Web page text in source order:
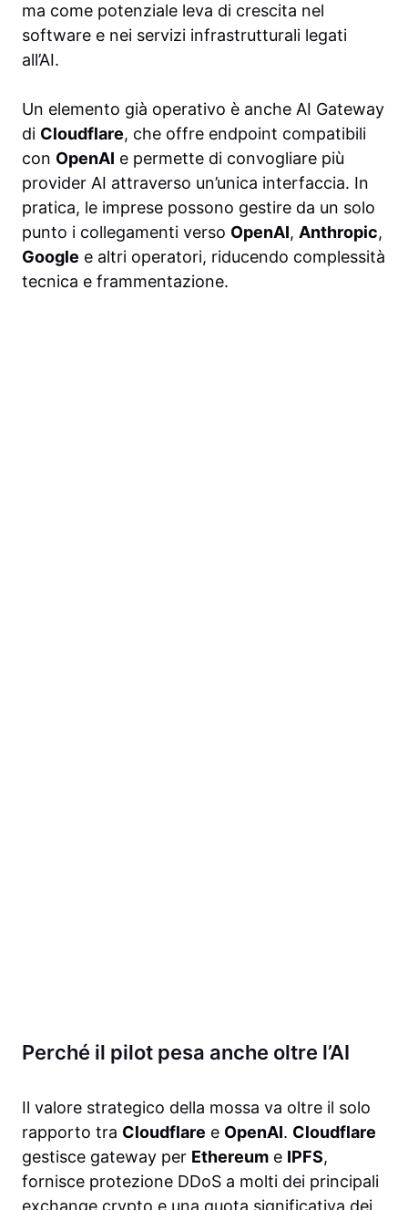
ma come potenziale leva di crescita nel
software e nei servizi infrastrutturali legati
all’AI.
Un elemento già operativo è anche AI Gateway
di Cloudflare, che offre endpoint compatibili
con OpenAI e permette di convogliare più
provider AI attraverso un’unica interfaccia. In
pratica, le imprese possono gestire da un solo
punto i collegamenti verso OpenAI, Anthropic,
Google e altri operatori, riducendo complessità
tecnica e frammentazione.
Perché il pilot pesa anche oltre l’AI
Il valore strategico della mossa va oltre il solo
rapporto tra Cloudflare e OpenAI. Cloudflare
gestisce gateway per Ethereum e IPFS,
fornisce protezione DDoS a molti dei principali
exchange crypto e una quota significativa dei